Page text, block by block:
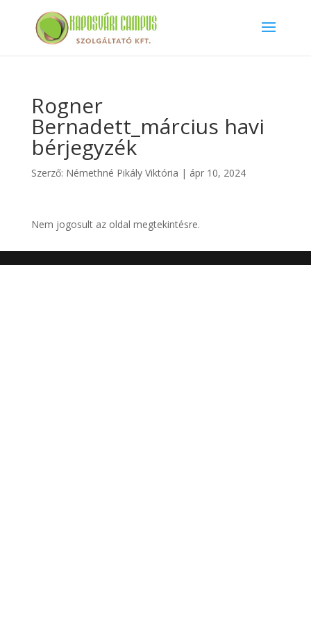
Rogner
Bernadett_március havi
bérjegyzék
Szerző: Némethné Pikály Viktória | ápr 10, 2024
Nem jogosult az oldal megtekintésre.